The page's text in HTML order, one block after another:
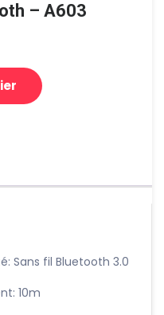
– A603
Sans fil Bluetooth 3.0
10m